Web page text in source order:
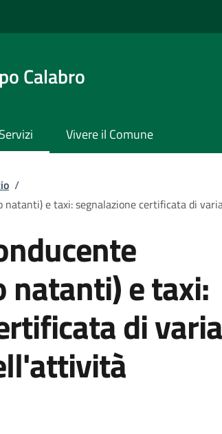
Calabro
Servizi Vivere il Comune
/
natanti) e taxi: segnalazione certificata di
natanti) e taxi:
di